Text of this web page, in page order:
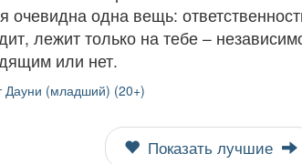
очевидна одна вещь:
лежит только на тебе –
или нет.
Дауни (младший) (20+)
Показать лучшие